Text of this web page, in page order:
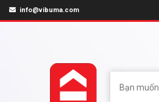
info@vibuma.com